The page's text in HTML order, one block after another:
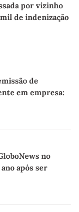
por vizinho
de indenização
de
em empresa:
no
após ser